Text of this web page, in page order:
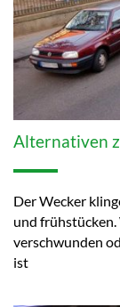
Alternativen
Der Wecker
und frühstücken.
verschwunden
ist